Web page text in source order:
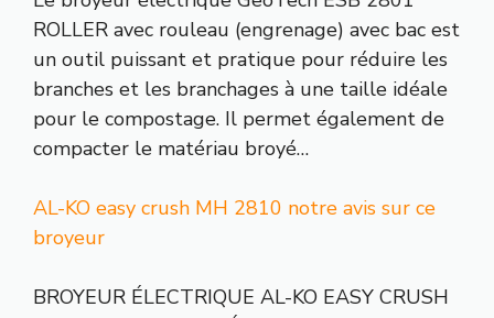
ROLLER avec rouleau (engrenage) avec bac est
un outil puissant et pratique pour réduire les
branches et les branchages à une taille idéale
pour le compostage. Il permet également de
compacter le matériau broyé…
AL-KO easy crush MH 2810 notre avis sur ce
broyeur
BROYEUR ÉLECTRIQUE AL-KO EASY CRUSH